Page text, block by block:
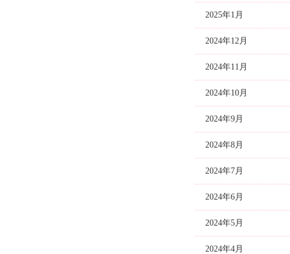
2025年1月
2024年12月
2024年11月
2024年10月
2024年9月
2024年8月
2024年7月
2024年6月
2024年5月
2024年4月